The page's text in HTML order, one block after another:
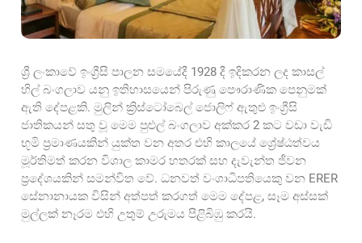
ශ්‍රී ලංකාවේ ඉංග්‍රීසි පාලන සමයේදී 1928 දී ඉදිකරන ලද කාසල්
හිල් බංගලාව යනු ඉතිහාසයෙන් පිරුණු පෞරාණික පෙනුමක්
ඇති දේපළකි. මුලින් ක්‍රිස්ටෝබෙල් ජොලිෆ් ඇතුළු ඉංග්‍රීසි
ජාතිකයන් සතු වූ මෙම පුළුල් බංගලාව අක්කර 2 කට වඩා වැඩි
භූමි ප්‍රමාණයකින් යුක්ත වන අතර එහි කාලයේ ශ්‍රේෂ්ඨත්වය
මූර්තිමත් කරන විශාල කාමර හතරක් සහ දැවැන්ත ජීවන
ප්‍රදේශයකින් සමන්විත වේ. ධනවත් වංශාධිපතියෙකු වන ERER
සේනානායක විසින් අත්පත් කරගත් මෙම දේපළ, සෑම අස්සක්
මුල්ලක් නෑරම එහි උතුම් උරුමය පිළිබිඹු කරයි.